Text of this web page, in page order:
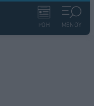
ΡΟΗ ΜΕΝΟΥ